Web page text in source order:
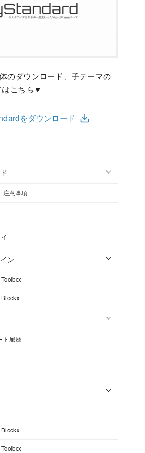
のダウンロード、子テーマの
はこちら▼
をダウンロード
o
注意事項
ン o
Blocks
o
ト履歴
o
Blocks